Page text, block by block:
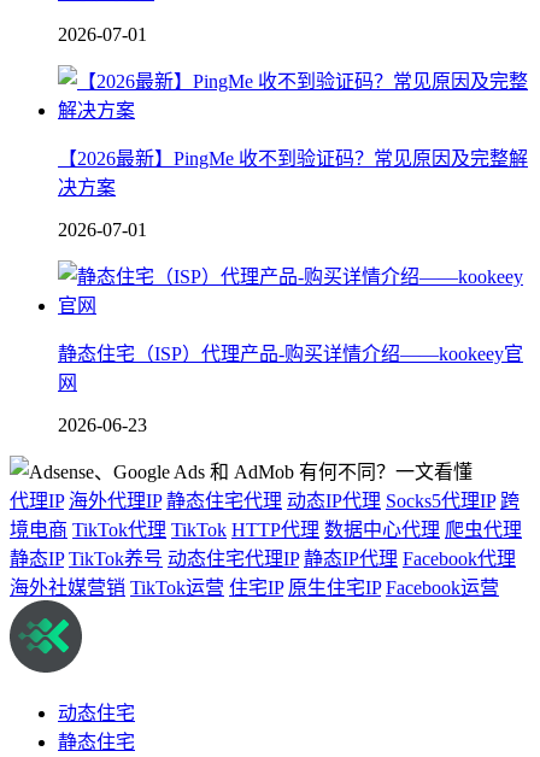
2026-07-01
【2026最新】PingMe 收不到验证码？常见原因及完整解
决方案
2026-07-01
静态住宅（ISP）代理产品-购买详情介绍——kookeey官
网
2026-06-23
代理IP 海外代理IP 静态住宅代理 动态IP代理 Socks5代理IP 跨
境电商 TikTok代理 TikTok HTTP代理 数据中心代理 爬虫代理
静态IP TikTok养号 动态住宅代理IP 静态IP代理 Facebook代理
海外社媒营销 TikTok运营 住宅IP 原生住宅IP Facebook运营
动态住宅
静态住宅